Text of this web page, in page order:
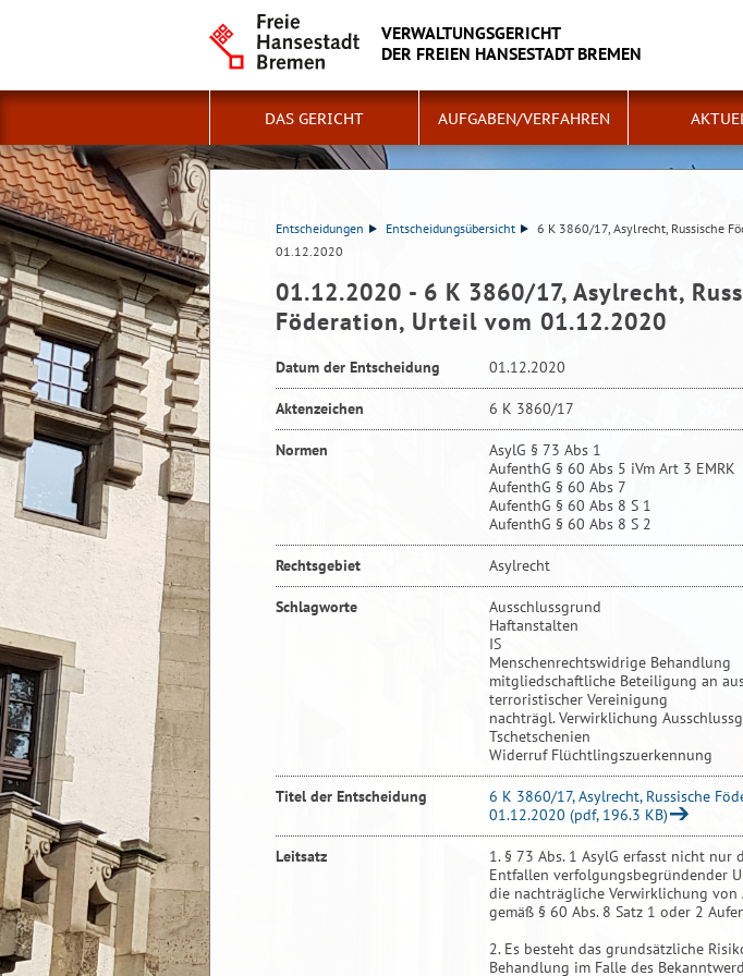
VERWALTUNGSGERICHT
DER FREIEN HANSESTADT BREMEN
DAS GERICHT AUFGABEN/VERFAHREN
Entscheidungen Entscheidungsübersicht
6 K 3860/17, Asylrecht, Russische
01.12.2020
01.12.2020 - 6 K 3860/17, Asylrecht,
Föderation, Urteil vom 01.12.2020
Datum der Entscheidung 01.12.2020
Aktenzeichen 6 K 3860/17
Normen
AsylG § 73 Abs 1
AufenthG § 60 Abs 5 iVm Art 3 EMRK
AufenthG § 60 Abs 7
AufenthG § 60 Abs 8 S 1
AufenthG § 60 Abs 8 S 2
Rechtsgebiet Asylrecht
Schlagworte
Ausschlussgrund
Haftanstalten
IS
Menschenrechtswidrige Behandlung
mitgliedschaftliche Beteiligung an
terroristischer Vereinigung
nachträgl. Verwirklichung
Tschetschenien
Widerruf Flüchtlingszuerkennung
Titel der Entscheidung
6 K 3860/17, Asylrecht, Russische
01.12.2020 (pdf, 196.3 KB)
Leitsatz
1. § 73 Abs. 1 AsylG erfasst nicht nur
Entfallen verfolgungsbegründender
die nachträgliche Verwirklichung von
gemäß § 60 Abs. 8 Satz 1 oder 2
2. Es besteht das grundsätzliche
Behandlung im Falle des